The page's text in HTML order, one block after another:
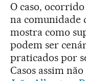
O caso,
na comunidade
mostra como
podem ser
praticados por
Casos assim